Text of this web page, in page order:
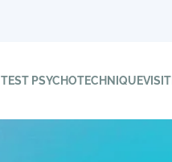
TEST PSYCHOTECHNIQUE